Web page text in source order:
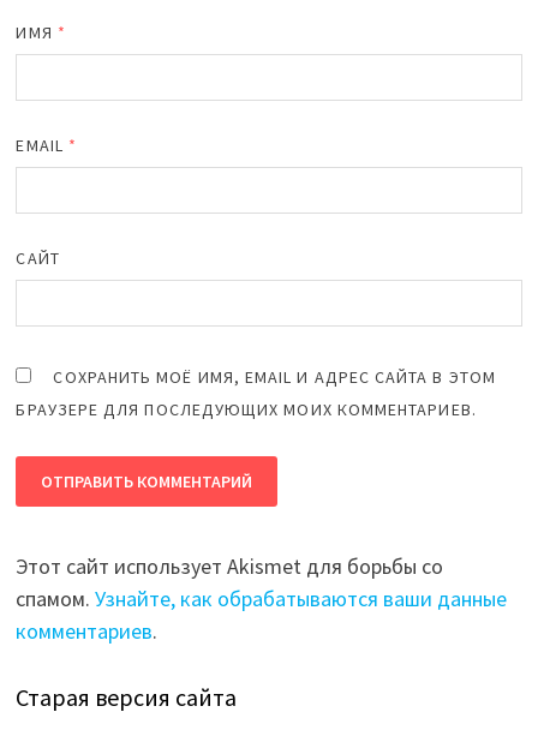
ИМЯ *
EMAIL *
САЙТ
СОХРАНИТЬ МОЁ ИМЯ, EMAIL И АДРЕС САЙТА В ЭТОМ
БРАУЗЕРЕ ДЛЯ ПОСЛЕДУЮЩИХ МОИХ КОММЕНТАРИЕВ.
Этот сайт использует Akismet для борьбы со
спамом.Узнайте, как обрабатываются ваши данные
комментариев.
Старая версия сайта